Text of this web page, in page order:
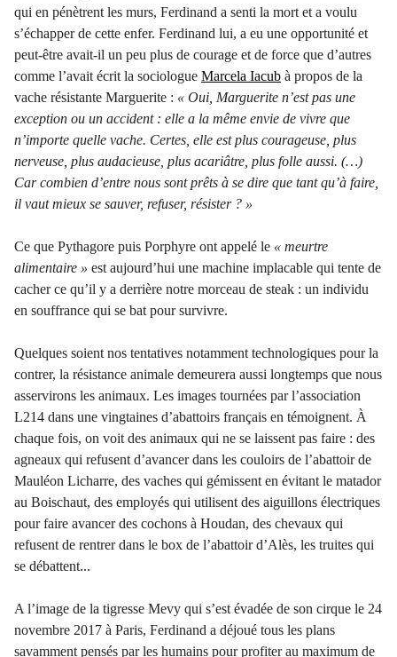
qui en pénètrent les murs, Ferdinand a senti la mort et a voulu
s’échapper de cette enfer. Ferdinand lui, a eu une opportunité et
peut-être avait-il un peu plus de courage et de force que d’autres
comme l’avait écrit la sociologue Marcela Iacub à propos de la
vache résistante Marguerite : « Oui, Marguerite n’est pas une
exception ou un accident : elle a la même envie de vivre que
n’importe quelle vache. Certes, elle est plus courageuse, plus
nerveuse, plus audacieuse, plus acariâtre, plus folle aussi. (…)
Car combien d’entre nous sont prêts à se dire que tant qu’à faire,
il vaut mieux se sauver, refuser, résister ? »
Ce que Pythagore puis Porphyre ont appelé le « meurtre
alimentaire » est aujourd’hui une machine implacable qui tente de
cacher ce qu’il y a derrière notre morceau de steak : un individu
en souffrance qui se bat pour survivre.
Quelques soient nos tentatives notamment technologiques pour la
contrer, la résistance animale demeurera aussi longtemps que nous
asservirons les animaux. Les images tournées par l’association
L214 dans une vingtaines d’abattoirs français en témoignent. À
chaque fois, on voit des animaux qui ne se laissent pas faire : des
agneaux qui refusent d’avancer dans les couloirs de l’abattoir de
Mauléon Licharre, des vaches qui gémissent en évitant le matador
au Boischaut, des employés qui utilisent des aiguillons électriques
pour faire avancer des cochons à Houdan, des chevaux qui
refusent de rentrer dans le box de l’abattoir d’Alès, les truites qui
se débattent...
A l’image de la tigresse Mevy qui s’est évadée de son cirque le 24
novembre 2017 à Paris, Ferdinand a déjoué tous les plans
savamment pensés par les humains pour profiter au maximum de